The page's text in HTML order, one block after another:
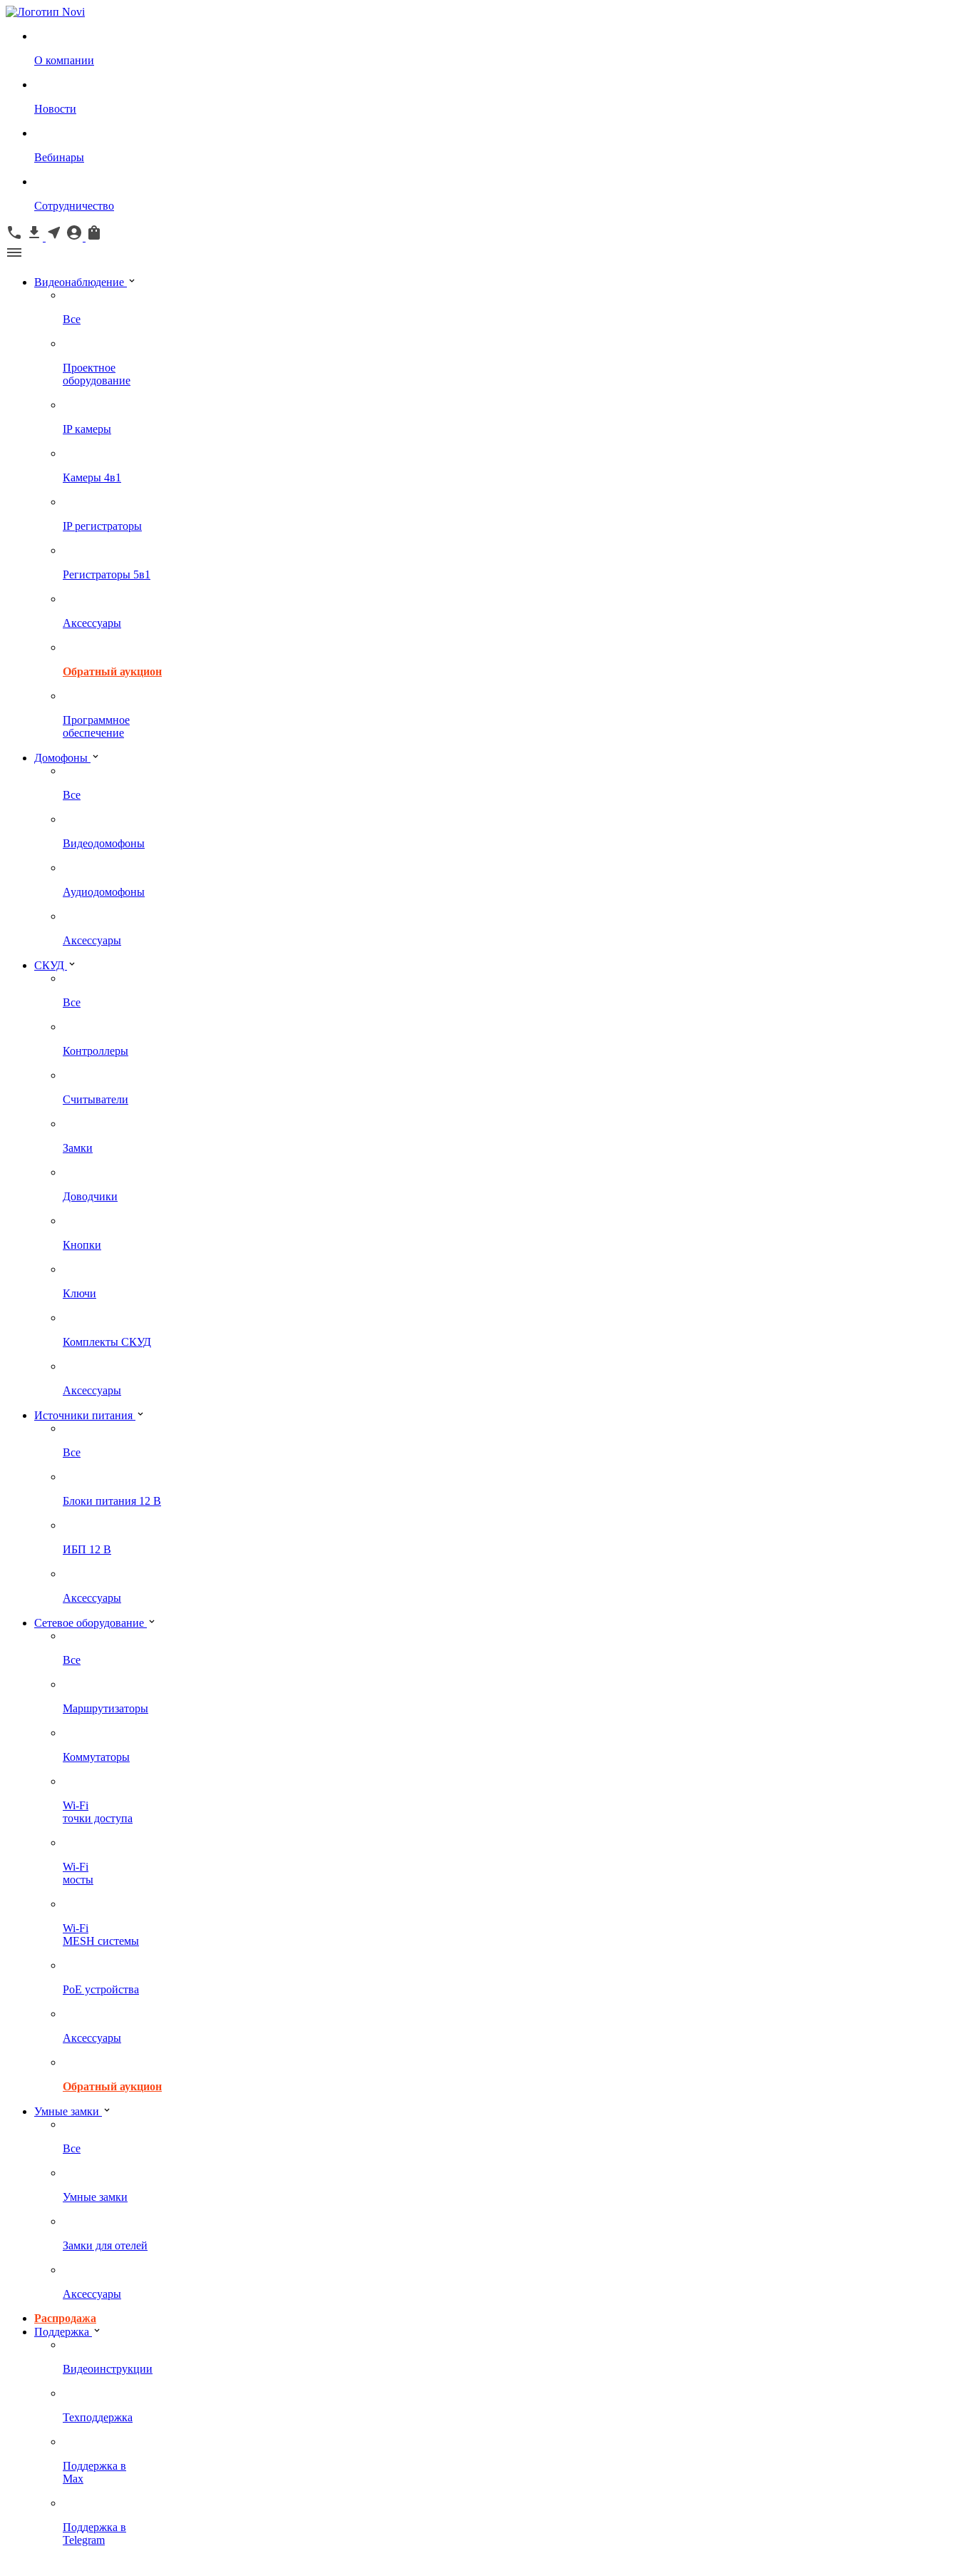
О компании
Новости
Вебинары
Сотрудничество
Видеонаблюдение
Все
Проектное
оборудование
IP камеры
Камеры 4в1
IP регистраторы
Регистраторы 5в1
Аксессуары
Обратный аукцион
Программное
обеспечение
Домофоны
Все
Видеодомофоны
Аудиодомофоны
Аксессуары
СКУД
Все
Контроллеры
Считыватели
Замки
Доводчики
Кнопки
Ключи
Комплекты СКУД
Аксессуары
Источники питания
Все
Блоки питания 12 В
ИБП 12 В
Аксессуары
Сетевое оборудование
Все
Маршрутизаторы
Коммутаторы
Wi-Fi
точки доступа
Wi-Fi
мосты
Wi-Fi
MESH системы
PoE устройства
Аксессуары
Обратный аукцион
Умные замки
Все
Умные замки
Замки для отелей
Аксессуары
Распродажа
Поддержка
Видеоинструкции
Техподдержка
Поддержка в
Max
Поддержка в
Telegram